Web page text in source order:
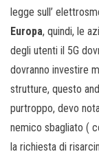
legge sull’
Europa, quindi, le
degli utenti il 5G
dovranno investire
strutture, questo
purtroppo, devo
nemico sbagliato (
la richiesta di